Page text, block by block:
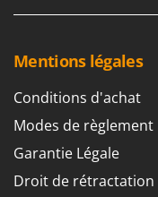
Mentions légales
Conditions d'achat
Modes de règlement
Garantie Légale
Droit de rétractation